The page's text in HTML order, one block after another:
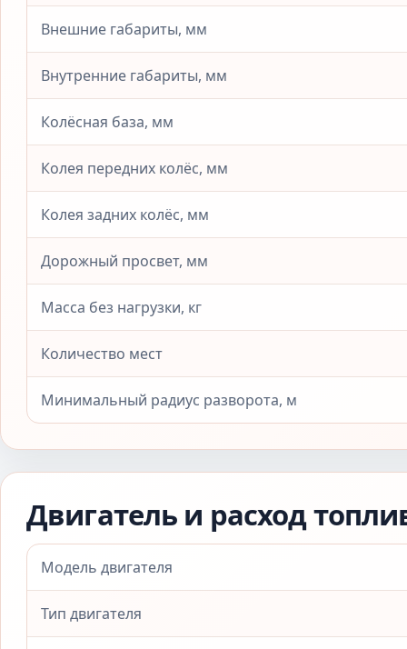
Внешние габариты, мм
Внутренние габариты, мм
Колёсная база, мм
Колея передних колёс, мм
Колея задних колёс, мм
Дорожный просвет, мм
Масса без нагрузки, кг
Количество мест
Минимальный радиус разворота, м
Двигатель и расход
Модель двигателя
Тип двигателя